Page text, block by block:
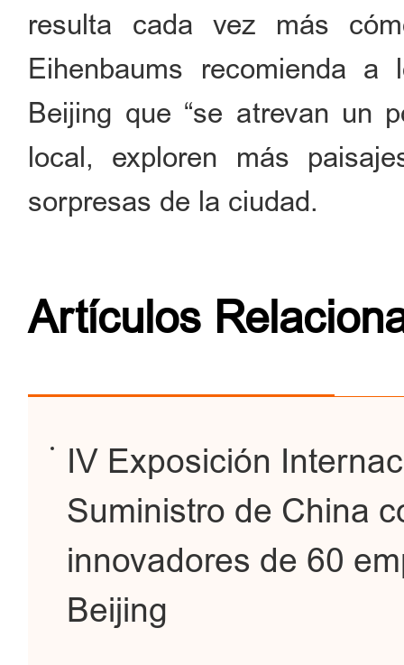
resulta cada vez más
Eihenbaums recomienda
Beijing que “se atrevan un
local, exploren más
sorpresas de la ciudad.
Artículos
IV Exposición
Suministro de China
innovadores de 60
Beijing